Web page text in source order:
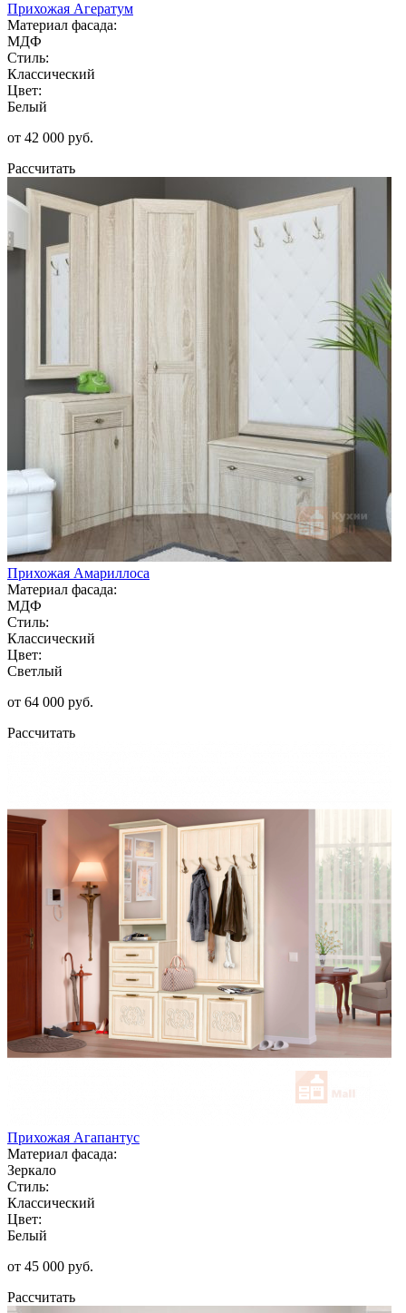
Прихожая Агератум
Материал фасада:
МДФ
Стиль:
Классический
Цвет:
Белый
от 42 000 руб.
Рассчитать
Прихожая Амариллоса
Материал фасада:
МДФ
Стиль:
Классический
Цвет:
Светлый
от 64 000 руб.
Рассчитать
Прихожая Агапантус
Материал фасада:
Зеркало
Стиль:
Классический
Цвет:
Белый
от 45 000 руб.
Рассчитать